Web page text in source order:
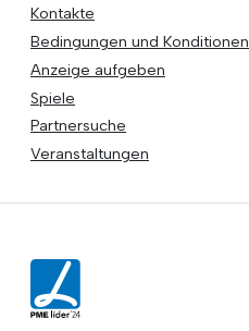
Kontakte
Bedingungen und Konditionen
Anzeige aufgeben
Spiele
Partnersuche
Veranstaltungen